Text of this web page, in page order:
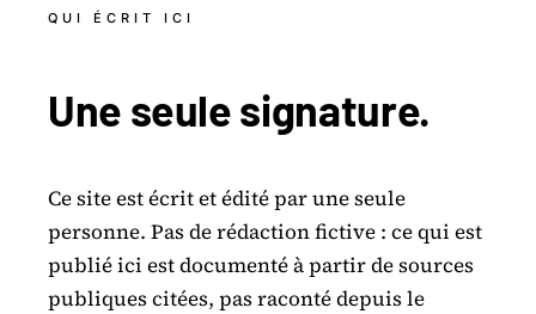
QUI ÉCRIT ICI
Une seulesignature.
Ce site est écrit et édité par une seule
personne. Pas de rédaction fictive : ce qui est
publié ici est documenté à partir de sources
publiques citées, pas raconté depuis le